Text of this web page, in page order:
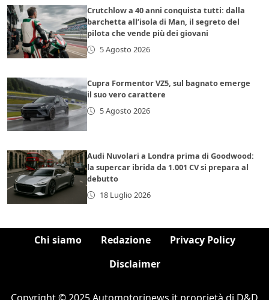
Crutchlow a 40 anni conquista tutti: dalla
barchetta all’isola di Man, il segreto del
pilota che vende più dei giovani
5 Agosto 2026
Cupra Formentor VZ5, sul bagnato emerge
il suo vero carattere
5 Agosto 2026
Audi Nuvolari a Londra prima di Goodwood:
la supercar ibrida da 1.001 CV si prepara al
debutto
18 Luglio 2026
Chi siamo Redazione
Privacy Policy
Disclaimer